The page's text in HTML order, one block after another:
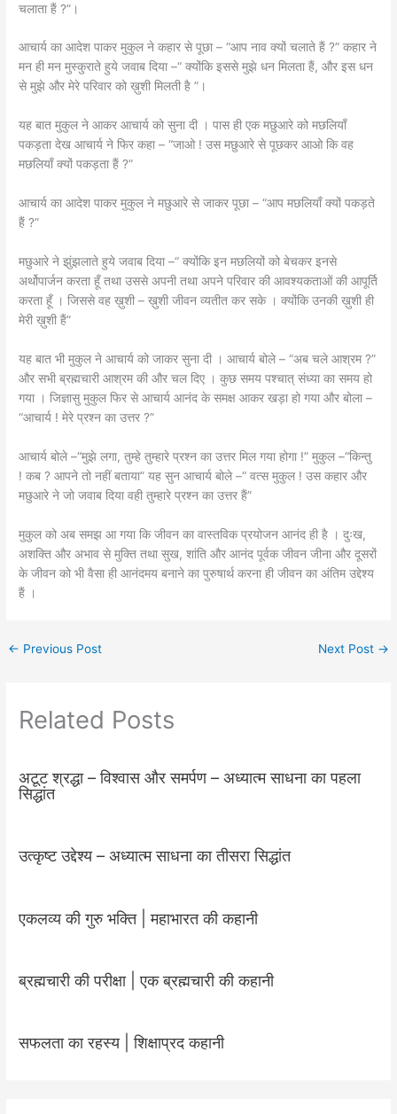
चलाता हैं ?”।
आचार्य का आदेश पाकर मुकुल ने कहार से पूछा – “आप नाव क्यों चलाते हैं ?” कहार ने
मन ही मन मुस्कुराते हुये जवाब दिया –“ क्योंकि इससे मुझे धन मिलता हैं, और इस धन
से मुझे और मेरे परिवार को ख़ुशी मिलती है ”।
यह बात मुकुल ने आकर आचार्य को सुना दी । पास ही एक मछुआरे को मछलियाँ
पकड़ता देख आचार्य ने फिर कहा – “जाओ ! उस मछुआरे से पूछकर आओ कि वह
मछलियाँ क्यों पकड़ता हैं ?”
आचार्य का आदेश पाकर मुकुल ने मछुआरे से जाकर पूछा – “आप मछलियाँ क्यों पकड़ते
हैं ?”
मछुआरे ने झुंझलाते हुये जवाब दिया –“ क्योंकि इन मछलियों को बेचकर इनसे
अर्थोपार्जन करता हूँ तथा उससे अपनी तथा अपने परिवार की आवश्यकताओं की आपूर्ति
करता हूँ । जिससे वह ख़ुशी – ख़ुशी जीवन व्यतीत कर सके । क्योंकि उनकी ख़ुशी ही
मेरी ख़ुशी हैं”
यह बात भी मुकुल ने आचार्य को जाकर सुना दी । आचार्य बोले – “अब चले आश्रम ?”
और सभी ब्रह्मचारी आश्रम की और चल दिए । कुछ समय पश्चात् संध्या का समय हो
गया । जिज्ञासु मुकुल फिर से आचार्य आनंद के समक्ष आकर खड़ा हो गया और बोला –
“आचार्य ! मेरे प्रश्न का उत्तर ?”
आचार्य बोले –“मुझे लगा, तुम्हे तुम्हारे प्रश्न का उत्तर मिल गया होगा !” मुकुल –“किन्तु
! कब ? आपने तो नहीं बताया” यह सुन आचार्य बोले –“ वत्स मुकुल ! उस कहार और
मछुआरे ने जो जवाब दिया वही तुम्हारे प्रश्न का उत्तर हैं”
मुकुल को अब समझ आ गया कि जीवन का वास्तविक प्रयोजन आनंद ही है । दुःख,
अशक्ति और अभाव से मुक्ति तथा सुख, शांति और आनंद पूर्वक जीवन जीना और दूसरों
के जीवन को भी वैसा ही आनंदमय बनाने का पुरुषार्थ करना ही जीवन का अंतिम उद्देश्य
हैं ।
← Previous Post Next Post →
Related Posts
अटूट श्रद्धा – विश्वास और समर्पण – अध्यात्म साधना का पहला
सिद्धांत
उत्कृष्ट उद्देश्य – अध्यात्म साधना का तीसरा सिद्धांत
एकलव्य की गुरु भक्ति | महाभारत की कहानी
ब्रह्मचारी की परीक्षा | एक ब्रह्मचारी की कहानी
सफलता का रहस्य | शिक्षाप्रद कहानी